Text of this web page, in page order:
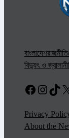
বাংলাদেশরাজনীতি
বিদ্যুৎ ও জ্বালানী
X
Privacy
About the